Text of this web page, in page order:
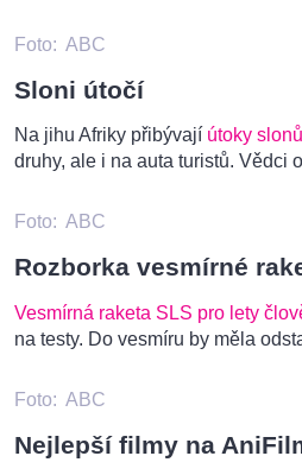
Foto: ABC
Sloni útočí
Na jihu Afriky přibývají útoky slonů
druhy, ale i na auta turistů. Vědci
Foto: ABC
Rozborka vesmírné
Vesmírná raketa SLS pro lety
na testy. Do vesmíru by měla
Foto: ABC
Nejlepší filmy na